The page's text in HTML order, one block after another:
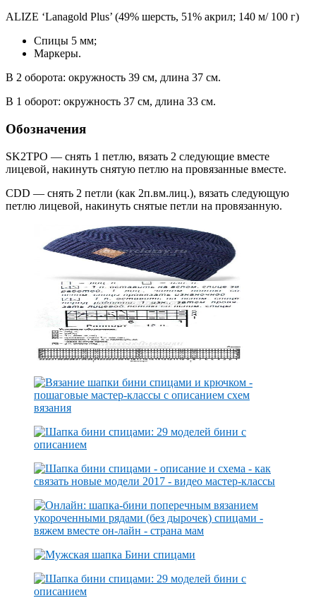
ALIZE ‘Lanagold Plus’ (49% шерсть, 51% акрил; 140 м/ 100 г)
Спицы 5 мм;
Маркеры.
В 2 оборота: окружность 39 см, длина 37 см.
В 1 оборот: окружность 37 см, длина 33 см.
Обозначения
SK2TPO — снять 1 петлю, вязать 2 следующие вместе
лицевой, накинуть снятую петлю на провязанные вместе.
CDD — снять 2 петли (как 2п.вм.лиц.), вязать следующую
петлю лицевой, накинуть снятые петли на провязанную.